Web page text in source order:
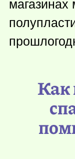
Как